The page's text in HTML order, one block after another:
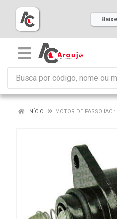
INÍCIO MOTOR DE PASSO IAC :